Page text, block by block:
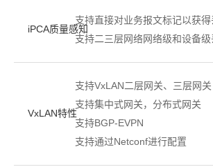
iPCA质量感知
支持直接对业务报文标记以获
支持二三层网络网络级和设备级
VxLAN特性
支持VxLAN二层网关、三层网关
支持集中式网关，分布式网关
支持BGP-EVPN
支持通过Netconf进行配置